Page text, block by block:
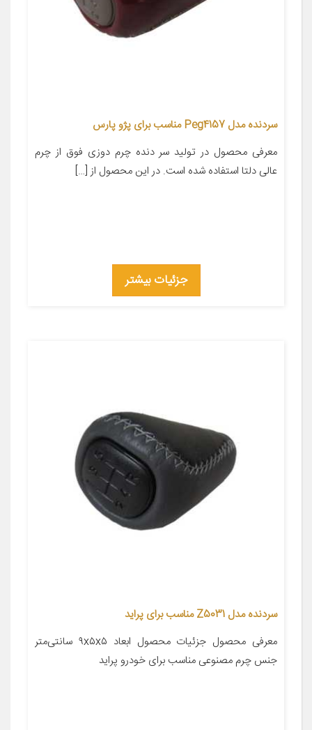
سردنده مدل Peg4157 مناسب برای پژو پارس
معرفی محصول در تولید سر دنده چرم دوزی فوق از چرم
عالی دلتا استفاده شده است. در این محصول از […]
جزئیات بیشتر
سردنده مدل Z5031 مناسب برای پراید
معرفی محصول جزئیات محصول ابعاد ۹x۵x۵ سانتی‌متر
جنس چرم مصنوعی مناسب برای خودرو پراید